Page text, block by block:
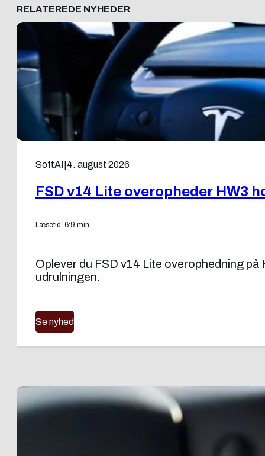
RELATEREDE NYHEDER
SoftAI 4. august 2026
FSD v14 Lite overopheder HW3
Læsetid: 6:9 min
Oplever du FSD v14 Lite overophedning
udrulningen.
Se nyhed